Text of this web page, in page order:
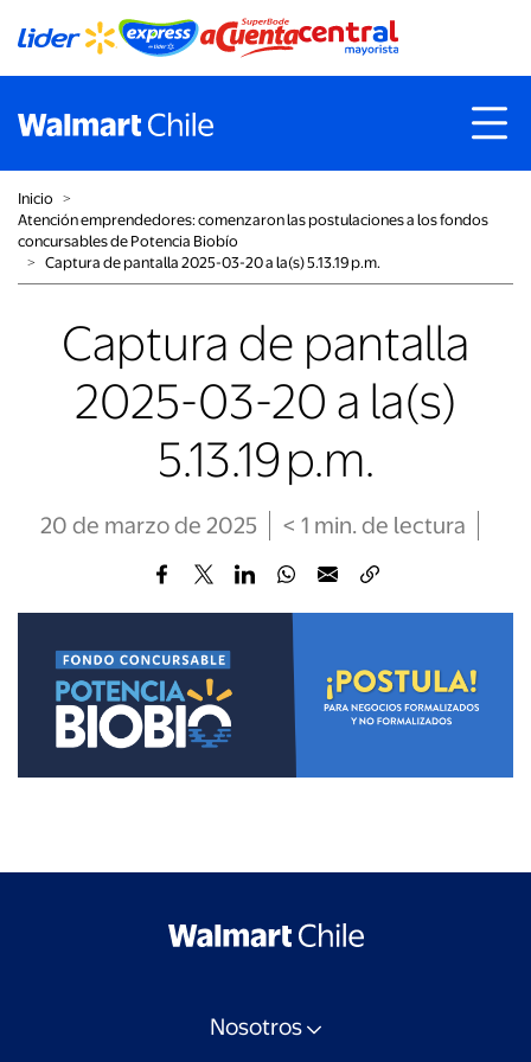
Inicio ˃
Atención emprendedores: comenzaron las postulaciones a los fondos
concursables de Potencia Biobío
˃ Captura de pantalla 2025-03-20 a la(s) 5.13.19 p.m.
Captura de pantalla
2025-03-20 a la(s)
5.13.19 p.m.
20 de marzo de 2025 < 1 min. de lectura
Nosotros